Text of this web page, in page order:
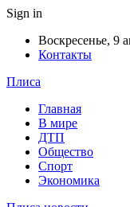
Sign in
Воскресенье, 9
Контакты
Плиса
Главная
В мире
ДТП
Общество
Спорт
Экономика